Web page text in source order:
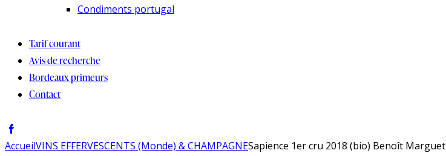
Condiments portugal
Tarif courant
Avis de recherche
Bordeaux primeurs
Contact
AccueilVINS EFFERVESCENTS (Monde) & CHAMPAGNESapience 1er cru 2018 (bio) Benoît Marguet